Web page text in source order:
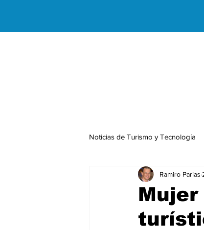
Noticias de Turismo y Tecnología
Negocios Internacionales
Ramiro Parias